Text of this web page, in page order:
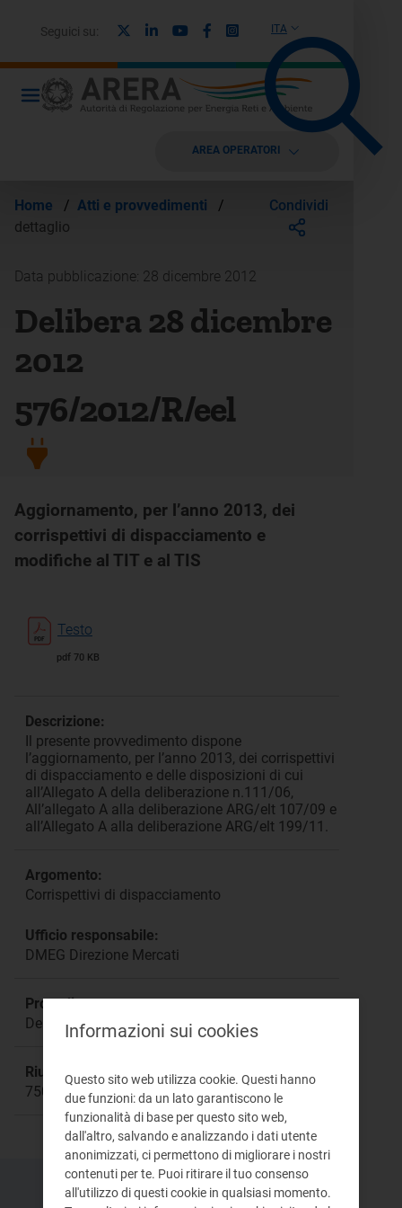
ITA
Seguici su: LinkedinYoutubeFacebook
Instagram
AREA OPERATORI
Home / Atti e provvedimenti
/
dettaglio
Condividi
Data pubblicazione: 28 dicembre 2012
Delibera 28 dicembre
2012
576/2012/R/eel
Aggiornamento, per l’anno 2013, dei
corrispettivi di dispacciamento e
modifiche al TIT e al TIS
Testo
pdf 70 KB
Descrizione:
Il presente provvedimento dispone
l’aggiornamento, per l’anno 2013, dei corrispettivi
di dispacciamento e delle disposizioni di cui
all’Allegato A della deliberazione n.111/06,
All’allegato A alla deliberazione ARG/elt 107/09 e
all’Allegato A alla deliberazione ARG/elt 199/11.
Argomento:
Corrispettivi di dispacciamento
Ufficio responsabile:
DMEG Direzione Mercati
Procedimento:
Deliberazioni: 111/06, 107/09, 199/11
Riunione:
750
Informazioni sui cookies
Questo sito web utilizza cookie. Questi hanno
due funzioni: da un lato garantiscono le
funzionalità di base per questo sito web,
dall'altro, salvando e analizzando i dati utente
anonimizzati, ci permettono di migliorare i nostri
contenuti per te. Puoi ritirare il tuo consenso
all'utilizzo di questi cookie in qualsiasi momento.